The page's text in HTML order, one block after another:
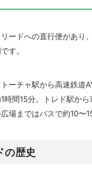
ードへの直行便があり
す。
ーチャ駅から高速鉄道
時間15分。トレド駅から
場まではバスで約10〜
の歴史